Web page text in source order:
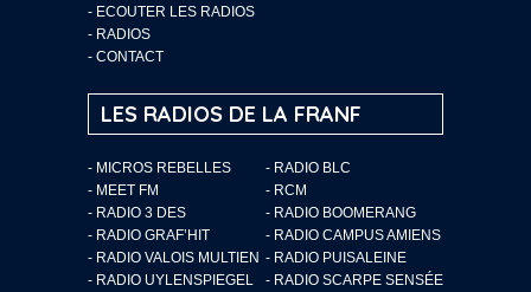
- ECOUTER LES RADIOS
- RADIOS
- CONTACT
LES RADIOS DE LA FRANF
- MICROS REBELLES
- RADIO BLC
- MEET FM
- RCM
- RADIO 3 DES
- RADIO BOOMERANG
- RADIO GRAF’HIT
- RADIO CAMPUS AMIENS
- RADIO VALOIS MULTIEN - RADIO PUISALEINE
- RADIO UYLENSPIEGEL
- RADIO SCARPE SENSÉE